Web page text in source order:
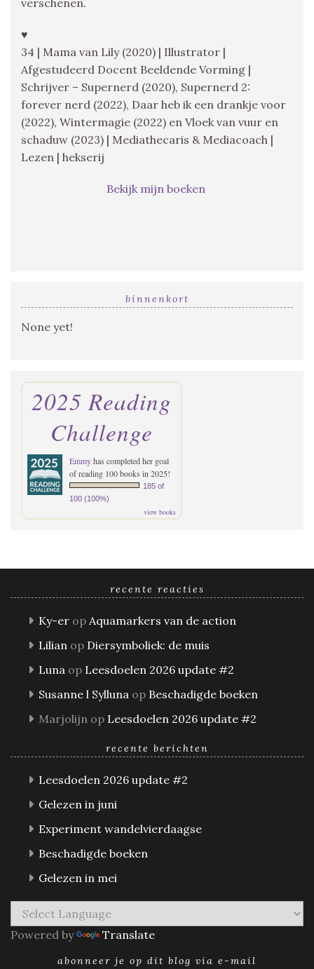
♥
34 | Mama van Lily (2020) | Illustrator |
Afgestudeerd Docent Beeldende Vorming |
Schrijver – Supernerd (2020), Supernerd 2:
forever nerd (2022), Daar heb ik een drankje voor
(2022), Wintermagie (2022) en Vloek van vuur en
schaduw (2023) | Mediathecaris & Mediacoach |
Lezen | hekserij
Bekijk mijn boeken
binnenkort
None yet!
2025 Reading
Challenge
Emmyhas completed her goal
of reading 100 books in 2025!
185 of
100 (100%)
view books
recente reacties
Ky-er op Aquamarkers van de action
Lilian op Diersymboliek: de muis
Luna op Leesdoelen 2026 update #2
Susanne l Sylluna op Beschadigde boeken
Marjolijn op Leesdoelen 2026 update #2
recente berichten
Leesdoelen 2026 update #2
Gelezen in juni
Experiment wandelvierdaagse
Beschadigde boeken
Gelezen in mei
Powered by Translate
abonneer je op dit blog via e-mail